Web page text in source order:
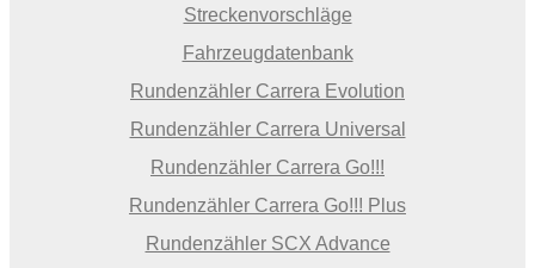
Streckenvorschläge
Fahrzeugdatenbank
Rundenzähler Carrera Evolution
Rundenzähler Carrera Universal
Rundenzähler Carrera Go!!!
Rundenzähler Carrera Go!!! Plus
Rundenzähler SCX Advance